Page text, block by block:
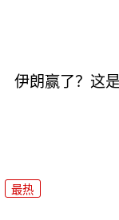
伊朗赢了？这
最热